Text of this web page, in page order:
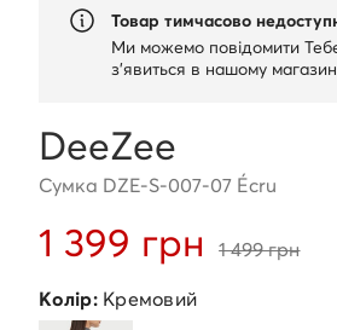
Товар тимчасово
Ми можемо повідомити
з'явиться в нашому
DeeZee
Сумка DZE-S-007-07 Écru
1 399 грн 1 499 грн
Колір:Кремовий